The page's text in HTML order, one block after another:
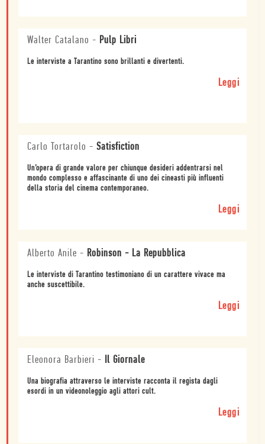
Walter Catalano - Pulp Libri
Le interviste a Tarantino sono brillanti e divertenti.
Leggi
Carlo Tortarolo - Satisfiction
Un’opera di grande valore per chiunque desideri addentrarsi nel
mondo complesso e affascinante di uno dei cineasti più influenti
della storia del cinema contemporaneo.
Leggi
Alberto Anile - Robinson - La Repubblica
Le interviste di Tarantino testimoniano di un carattere vivace ma
anche suscettibile.
Leggi
Eleonora Barbieri - Il Giornale
Una biografia attraverso le interviste racconta il regista dagli
esordi in un videonoleggio agli attori cult.
Leggi